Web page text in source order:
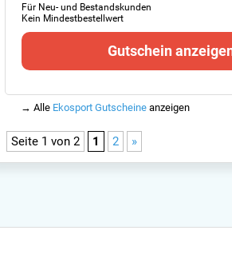
Für Neu- und Bestandskunden
Kein Mindestbestellwert
Gutschein
→ Alle Ekosport Gutscheine anzeigen
Seite 1 von 2 1 2 »